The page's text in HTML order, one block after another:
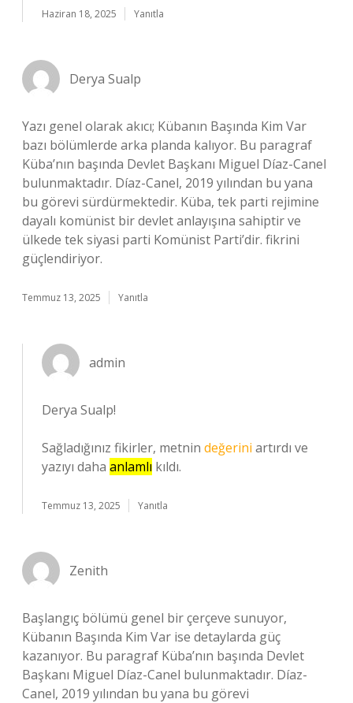
Haziran 18, 2025 Yanıtla
Derya Sualp
Yazı genel olarak akıcı; Kübanın Başında Kim Var
bazı bölümlerde arka planda kalıyor. Bu paragraf
Küba’nın başında Devlet Başkanı Miguel Díaz-Canel
bulunmaktadır. Díaz-Canel, 2019 yılından bu yana
bu görevi sürdürmektedir. Küba, tek parti rejimine
dayalı komünist bir devlet anlayışına sahiptir ve
ülkede tek siyasi parti Komünist Parti’dir. fikrini
güçlendiriyor.
Temmuz 13, 2025 Yanıtla
admin
Derya Sualp!
Sağladığınız fikirler, metnin değerini artırdı ve
yazıyı daha anlamlı kıldı.
Temmuz 13, 2025 Yanıtla
Zenith
Başlangıç bölümü genel bir çerçeve sunuyor,
Kübanın Başında Kim Var ise detaylarda güç
kazanıyor. Bu paragraf Küba’nın başında Devlet
Başkanı Miguel Díaz-Canel bulunmaktadır. Díaz-
Canel, 2019 yılından bu yana bu görevi